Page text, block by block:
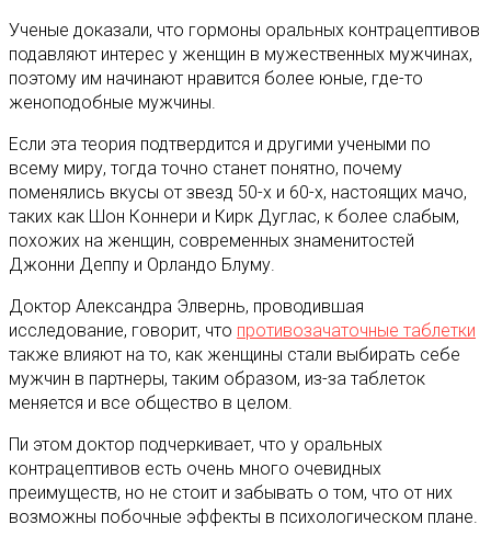
Ученые доказали, что гормоны оральных контрацептивов
подавляют интерес у женщин в мужественных мужчинах,
поэтому им начинают нравится более юные, где-то
женоподобные мужчины.
Если эта теория подтвердится и другими учеными по
всему миру, тогда точно станет понятно, почему
поменялись вкусы от звезд 50-х и 60-х, настоящих мачо,
таких как Шон Коннери и Кирк Дуглас, к более слабым,
похожих на женщин, современных знаменитостей
Джонни Деппу и Орландо Блуму.
Доктор Александра Элвернь, проводившая
исследование, говорит, что противозачаточные таблетки
также влияют на то, как женщины стали выбирать себе
мужчин в партнеры, таким образом, из-за таблеток
меняется и все общество в целом.
Пи этом доктор подчеркивает, что у оральных
контрацептивов есть очень много очевидных
преимуществ, но не стоит и забывать о том, что от них
возможны побочные эффекты в психологическом плане.